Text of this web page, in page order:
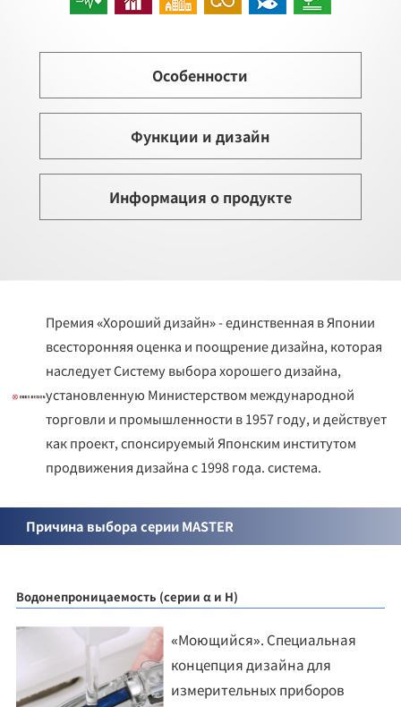
Особенности
Функции и дизайн
Информация о продукте
Премия «Хороший дизайн» - единственная в Японии
всесторонняя оценка и поощрение дизайна, которая
наследует Систему выбора хорошего дизайна,
установленную Министерством международной
торговли и промышленности в 1957 году, и действует
как проект, спонсируемый Японским институтом
продвижения дизайна с 1998 года. система.
Причина выбора серии MASTER
Водонепроницаемость (серии α и H)
«Моющийся». Специальная
концепция дизайна для
измерительных приборов